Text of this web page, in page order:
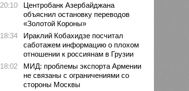
20:10
Центробанк Азербайджана
объяснил остановку переводов
«Золотой Короны»
18:34
Ираклий Кобахидзе посчитал
саботажем информацию о плохом
отношении к россиянам в Грузии
18:02
МИД: проблемы экспорта Армении
не связаны с ограничениями со
стороны Москвы